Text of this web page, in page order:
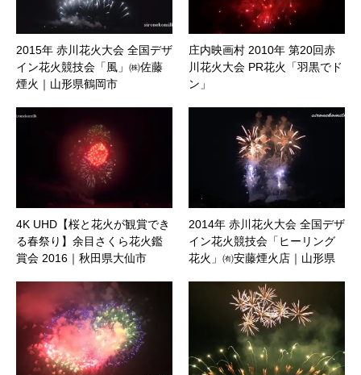
2015年 赤川花火大会 全国デザ
イン花火競技会「風」㈱佐藤
煙火｜山形県鶴岡市
庄内映画村 2010年 第20回赤
川花火大会 PR花火「羽黒でド
ン」
4K UHD【桜と花火が観賞でき
る春祭り】余目さくら花火鑑
賞会 2016｜秋田県大仙市
2014年 赤川花火大会 全国デザ
イン花火競技会「ヒーリング
花火」㈲安藤煙火店｜山形県